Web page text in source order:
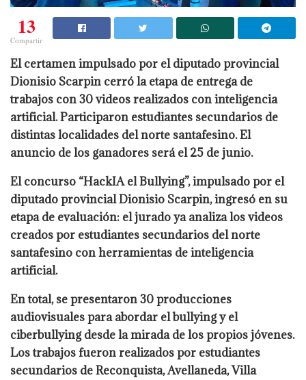
13
Compartir
El certamen impulsado por el diputado provincial
Dionisio Scarpin cerró la etapa de entrega de
trabajos con 30 videos realizados con inteligencia
artificial. Participaron estudiantes secundarios de
distintas localidades del norte santafesino. El
anuncio de los ganadores será el 25 de junio.
El concurso “HackIA el Bullying”, impulsado por el
diputado provincial Dionisio Scarpin, ingresó en su
etapa de evaluación: el jurado ya analiza los videos
creados por estudiantes secundarios del norte
santafesino con herramientas de inteligencia
artificial.
En total, se presentaron 30 producciones
audiovisuales para abordar el bullying y el
ciberbullying desde la mirada de los propios jóvenes.
Los trabajos fueron realizados por estudiantes
secundarios de Reconquista, Avellaneda, Villa